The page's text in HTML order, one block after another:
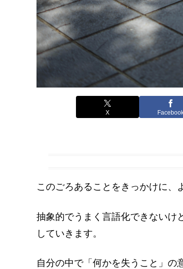
X
このごろあることをきっかけに、
抽象的でうまく言語化できないけ
していきます。
自分の中で「何かを失うこと」の